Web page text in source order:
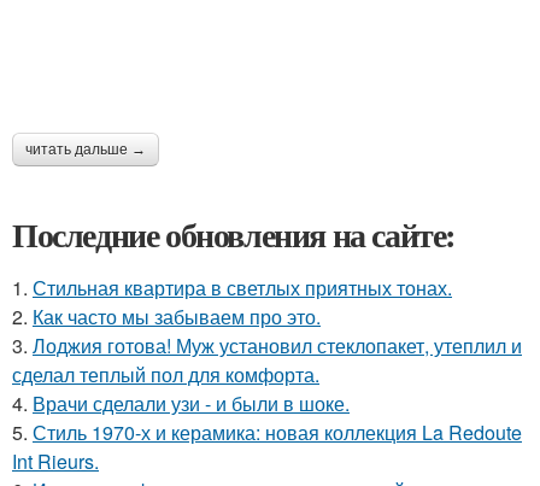
читать дальше →
Последние обновления на сайте:
1. Стильная квартира в светлых приятных тонах.
2. Как часто мы забываем про это.
3. Лоджия готова! Муж установил стеклопакет, утеплил и
сделал теплый пол для комфорта.
4. Врачи сделали узи - и были в шоке.
5. Стиль 1970-х и керамика: новая коллекция La Redoute
Int Rieurs.